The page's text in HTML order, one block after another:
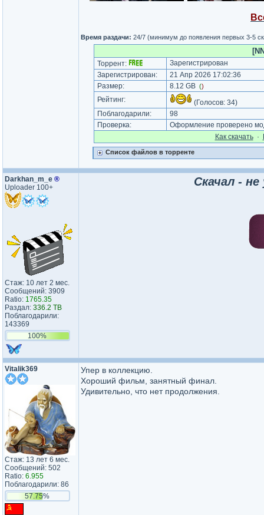
Время раздачи: 24/7 (минимум до появления первых 3-5
Торрент:
Зарегистрирован
Зарегистрирован:
21 Апр 2026 17:02:36
Размер:
8.12 GB ()
Рейтинг: (Голосов: 34)
Поблагодарили:
98
Проверка:
Оформление проверено
Как cкачать·
Список файлов в торренте
Darkhan_m_e ®
Uploader 100+
Стаж: 10 лет 2 мес.
Сообщений: 3909
Ratio: 1765.35
Раздал: 336.2 TB
Поблагодарили:
143369
100%
Скачал -
Vitalik369
Стаж: 13 лет 6 мес.
Сообщений: 502
Ratio: 6.955
Поблагодарили: 86
57.75%
Упер в коллекцию.
Хороший фильм, занятный финал.
Удивительно, что нет продолжения.